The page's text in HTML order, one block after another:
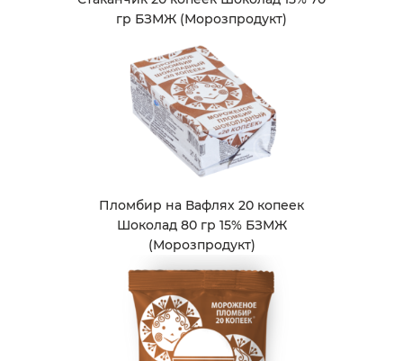
гр БЗМЖ (Морозпродукт)
Пломбир на Вафлях 20 копеек
Шоколад 80 гр 15% БЗМЖ
(Морозпродукт)